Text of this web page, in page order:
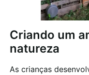
Criando um
natureza
As crianças